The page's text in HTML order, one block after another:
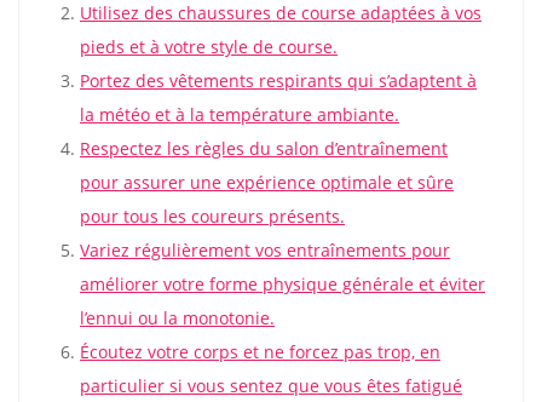
Utilisez des chaussures de course adaptées à vos
pieds et à votre style de course.
Portez des vêtements respirants qui s’adaptent à
la météo et à la température ambiante.
Respectez les règles du salon d’entraînement
pour assurer une expérience optimale et sûre
pour tous les coureurs présents.
Variez régulièrement vos entraînements pour
améliorer votre forme physique générale et éviter
l’ennui ou la monotonie.
Écoutez votre corps et ne forcez pas trop, en
particulier si vous sentez que vous êtes fatigué